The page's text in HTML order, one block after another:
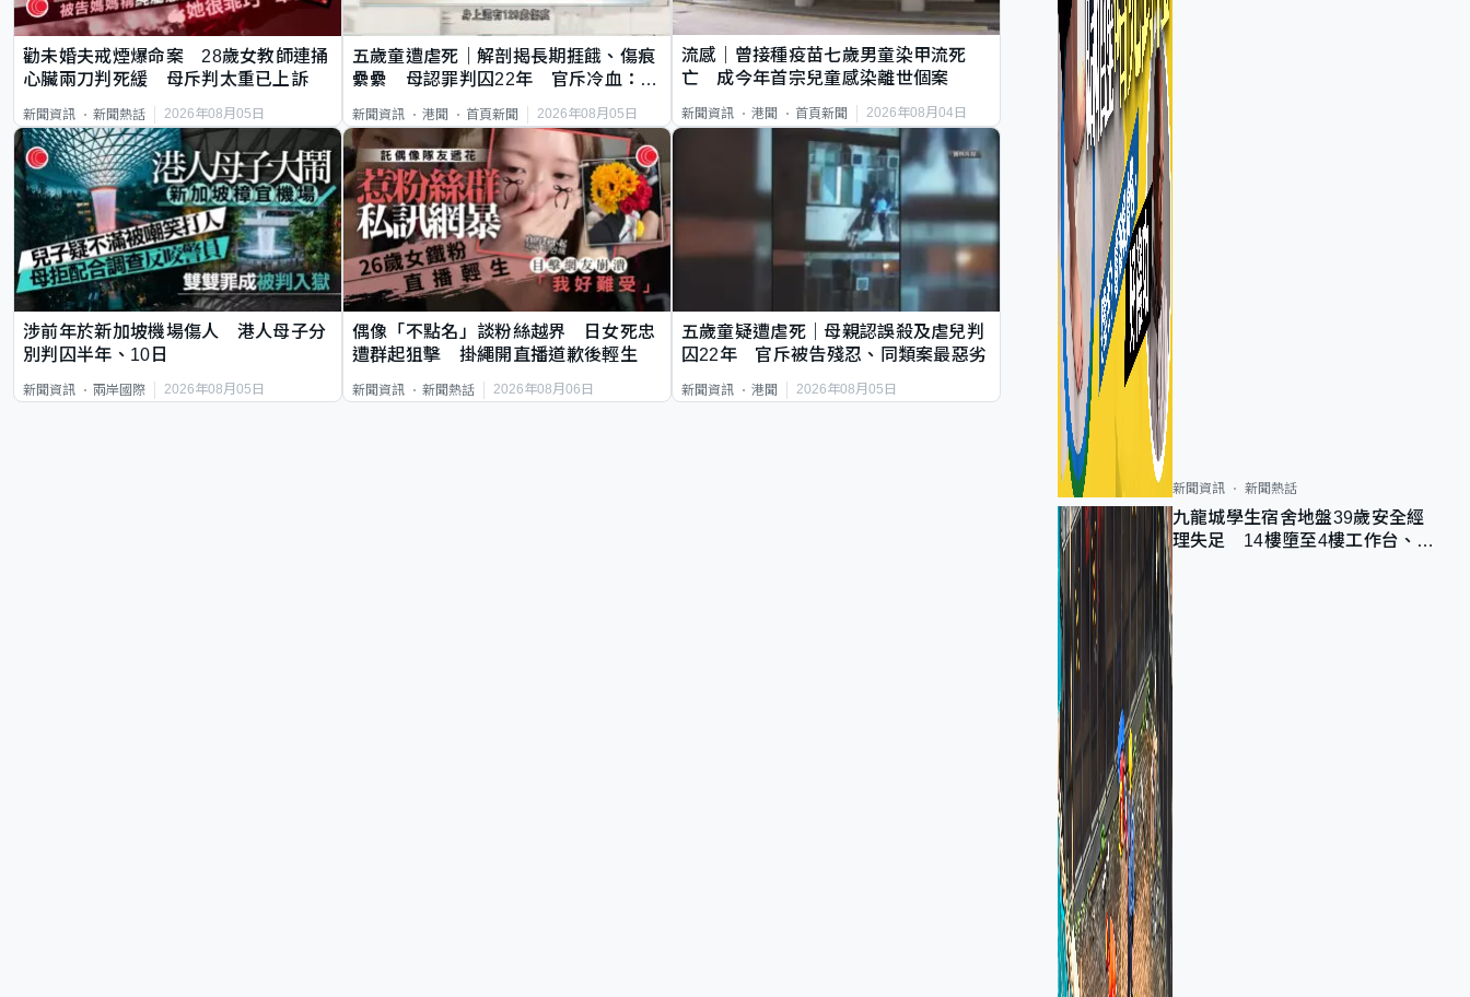
勸未婚夫戒煙爆命案 28歲女教師連捅
心臟兩刀判死緩 母斥判太重已上訴
新聞資訊 新聞熱話 2026年08月05日
五歲童遭虐死｜解剖揭長期捱餓、傷痕
纍纍 母認罪判囚22年 官斥冷血：同
新聞資訊 港聞 首頁新聞 2026年08月05日
流感｜曾接種疫苗七歲男童染甲流死
亡 成今年首宗兒童感染離世個案
新聞資訊 港聞 首頁新聞 2026年08月04日
涉前年於新加坡機場傷人 港人母子分
別判囚半年、10日
新聞資訊 兩岸國際 2026年08月05日
偶像「不點名」談粉絲越界 日女死忠
遭群起狙擊 掛繩開直播道歉後輕生
新聞資訊 新聞熱話 2026年08月06日
五歲童疑遭虐死｜母親認誤殺及虐兒判
囚22年 官斥被告殘忍、同類案最惡劣
新聞資訊 港聞 2026年08月05日
新聞資訊 新聞熱話
九龍城學生宿舍地盤39歲安全經
理失足 14樓墮至4樓工作台、送